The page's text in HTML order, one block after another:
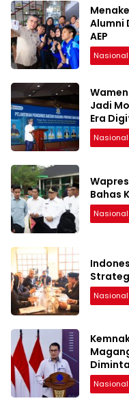
Alumni
AEP
Nasional
Jadi
Era
Nasional
Bahas
Nasional
Nasional
Nasional